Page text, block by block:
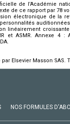
de l’Académie
de ce rapport par 78
électronique de la
linéairement
et ASMR. Annexe 4
Elsevier Masson SAS.
NOS FORMULES